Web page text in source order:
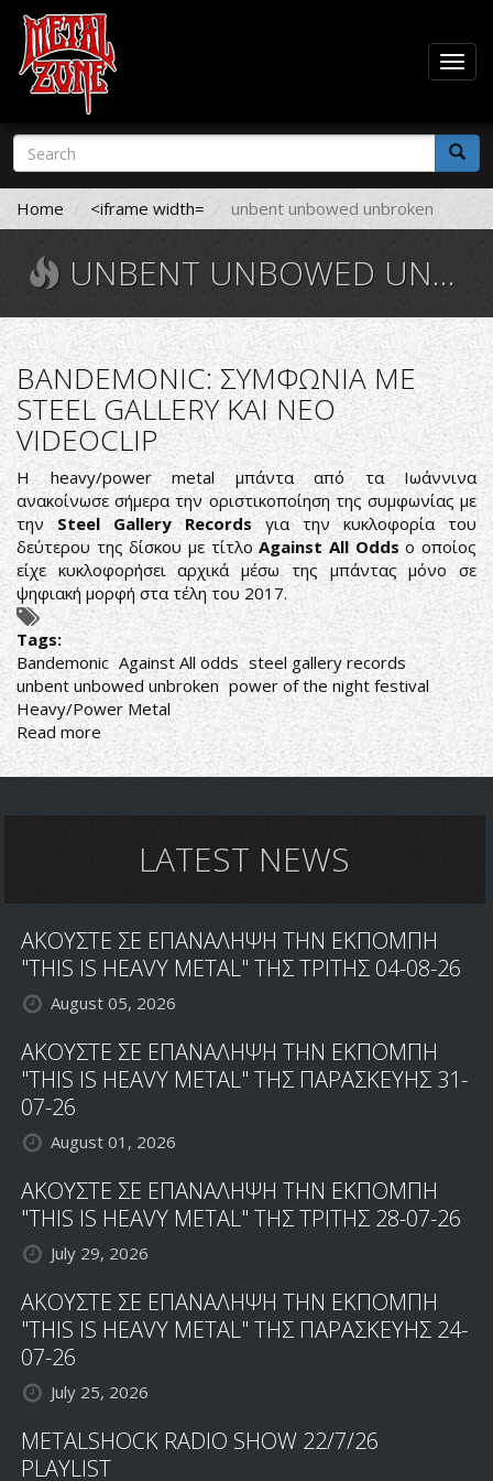
Skip
main
content
Search
form
Search
Home <iframe width= unbent unbowed unbroken
UNBENT UNBOWED UNBROKEN
BANDEMONIC: ΣΥΜΦΩΝΙΑ ΜΕ
STEEL GALLERY ΚΑΙ ΝΕΟ
VIDEOCLIP
Η heavy/power metal μπάντα από τα Ιωάννινα
ανακοίνωσε σήμερα την οριστικοποίηση της συμφωνίας με
τηνSteel Gallery Recordsγια την κυκλοφορία του
δεύτερου της δίσκου με τίτλοAgainst All Odds o οποίος
είχε κυκλοφορήσει αρχικά μέσω της μπάντας μόνο σε
ψηφιακή μορφή στα τέλη του 2017.
Tags:
Bandemonic Against All odds steel gallery records
unbent unbowed unbroken power of the night festival
Heavy/Power Metal
Read more about
BANDEMONIC:
ΣΥΜΦΩΝΙΑ
GALLERYLATEST NEWS
ΑΚΟΥΣΤΕ ΣΕ ΕΠΑΝΑΛΗΨΗ ΤΗΝ ΕΚΠΟΜΠΗ
"THIS IS HEAVY METAL" ΤΗΣ ΤΡΙΤΗΣ 04-08-26
August 05, 2026
ΑΚΟΥΣΤΕ ΣΕ ΕΠΑΝΑΛΗΨΗ ΤΗΝ ΕΚΠΟΜΠΗ
"THIS IS HEAVY METAL" ΤΗΣ ΠΑΡΑΣΚΕΥΗΣ 31-
07-26
August 01, 2026
ΑΚΟΥΣΤΕ ΣΕ ΕΠΑΝΑΛΗΨΗ ΤΗΝ ΕΚΠΟΜΠΗ
"THIS IS HEAVY METAL" ΤΗΣ ΤΡΙΤΗΣ 28-07-26
July 29, 2026
ΑΚΟΥΣΤΕ ΣΕ ΕΠΑΝΑΛΗΨΗ ΤΗΝ ΕΚΠΟΜΠΗ
"THIS IS HEAVY METAL" ΤΗΣ ΠΑΡΑΣΚΕΥΗΣ 24-
07-26
July 25, 2026
METALSHOCK RADIO SHOW 22/7/26
PLAYLIST